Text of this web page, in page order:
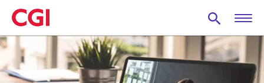
Skip
to
main
content